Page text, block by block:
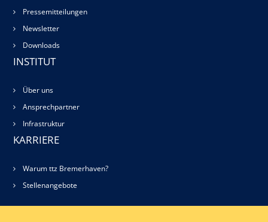
Pressemitteilungen
Newsletter
Downloads
INSTITUT
Über uns
Ansprechpartner
Infrastruktur
KARRIERE
Warum ttz Bremerhaven?
Stellenangebote